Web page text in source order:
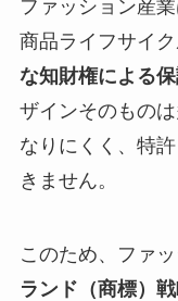
ファッション産
商品ライフサイ
な知財権による
ザインそのもの
なりにくく、特
きません。
このため、ファ
ランド（商標）